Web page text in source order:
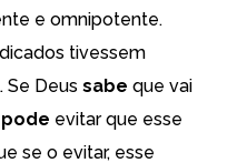
e omnipotente.
tivessem
Se Deus sabe que vai
evitar que esse
se o evitar, esse